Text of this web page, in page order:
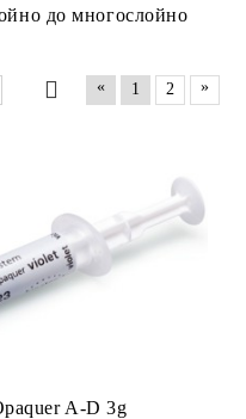
до многослойно
« 1 2 »
A-D 3g